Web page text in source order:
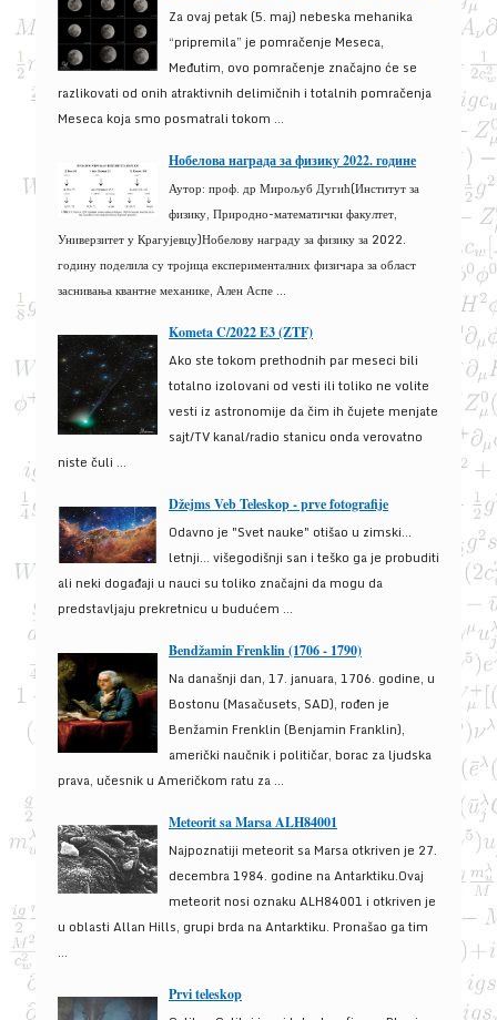
Za ovaj petak (5. maj) nebeska mehanika
“pripremila” je pomračenje Meseca,
Međutim, ovo pomračenje značajno će se
razlikovati od onih atraktivnih delimičnih i totalnih pomračenja
Meseca koja smo posmatrali tokom ...
Нобелова награда за физику 2022. године
Аутор: проф. др Мирољуб Дугић(Институт за
физику, Природно-математички факултет,
Универзитет у Крагујевцу)Нобелову награду за физику за 2022.
годину поделила су тројица експерименталних физичара за област
заснивања квантне механике, Ален Аспе ...
Kometa C/2022 E3 (ZTF)
Ako ste tokom prethodnih par meseci bili
totalno izolovani od vesti ili toliko ne volite
vesti iz astronomije da čim ih čujete menjate
sajt/TV kanal/radio stanicu onda verovatno
niste čuli ...
Džejms Veb Teleskop - prve fotografije
Odavno je "Svet nauke" otišao u zimski...
letnji... višegodišnji san i teško ga je probuditi
ali neki događaji u nauci su toliko značajni da mogu da
predstavljaju prekretnicu u budućem ...
Bendžamin Frenklin (1706 - 1790)
Na današnji dan, 17. januara, 1706. godine, u
Bostonu (Masačusets, SAD), rođen je
Benžamin Frenklin (Benjamin Franklin),
američki naučnik i političar, borac za ljudska
prava, učesnik u Američkom ratu za ...
Meteorit sa Marsa ALH84001
Najpoznatiji meteorit sa Marsa otkriven je 27.
decembra 1984. godine na Antarktiku.Ovaj
meteorit nosi oznaku ALH84001 i otkriven je
u oblasti Allan Hills, grupi brda na Antarktiku. Pronašao ga tim
...
Prvi teleskop